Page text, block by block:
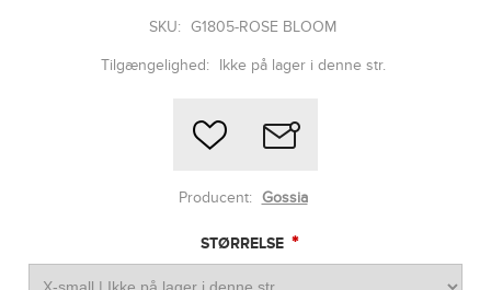
SKU: G1805-ROSE BLOOM
Tilgængelighed: Ikke på lager i denne str.
Producent: Gossia
STØRRELSE *